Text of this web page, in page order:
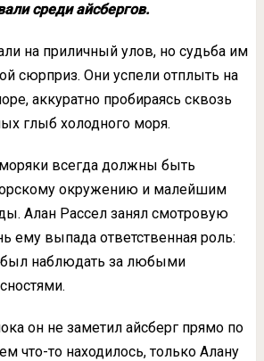
среди айсбергов.
на приличный улов, но судьба им
сюрприз. Они успели отплыть на
аккуратно пробираясь сквозь
глыб холодного моря.
моряки всегда должны быть
окружению и малейшим
Алан Рассел занял смотровую
ему выпада ответственная роль:
наблюдать за любыми
он не заметил айсберг прямо по
что-то находилось, только Алану